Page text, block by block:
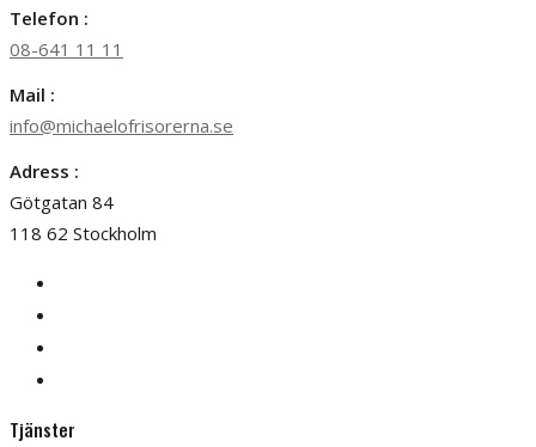
Telefon :
08-641 11 11
Mail :
info@michaelofrisorerna.se
Adress :
Götgatan 84
118 62 Stockholm
Tjänster